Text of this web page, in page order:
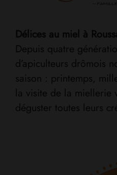
Délices au miel à
Depuis quatre
d’apiculteurs drômois
saison : printemps,
la visite de la miellerie
déguster toutes leurs